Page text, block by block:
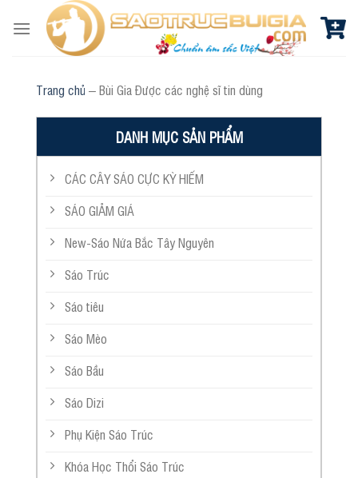
Trang chủ –Bùi Gia Được các nghệ sĩ tin dùng
DANH MỤC SẢN PHẨM
CÁC CÂY SÁO CỰC KỲ HIẾM
SÁO GIẢM GIÁ
New-Sáo Nứa Bắc Tây Nguyên
Sáo Trúc
Sáo tiêu
Sáo Mèo
Sáo Bầu
Sáo Dizi
Phụ Kiện Sáo Trúc
Khóa Học Thổi Sáo Trúc